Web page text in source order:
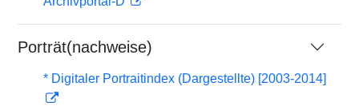
Porträt(nachweise)
* Digitaler Portraitindex (Dargestellte) [2003-2014]